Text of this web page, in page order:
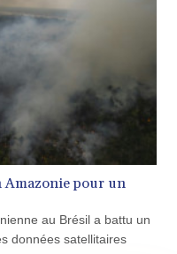
de